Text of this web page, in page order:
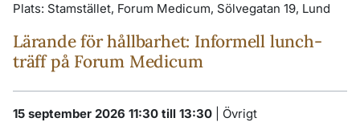
Plats: Stamstället, Forum Medicum, Sölvegatan 19, Lund
Lärande för hållbarhet: Informell lunch-
träff på Forum Medicum
15 september 2026 11:30 till 13:30
Övrigt